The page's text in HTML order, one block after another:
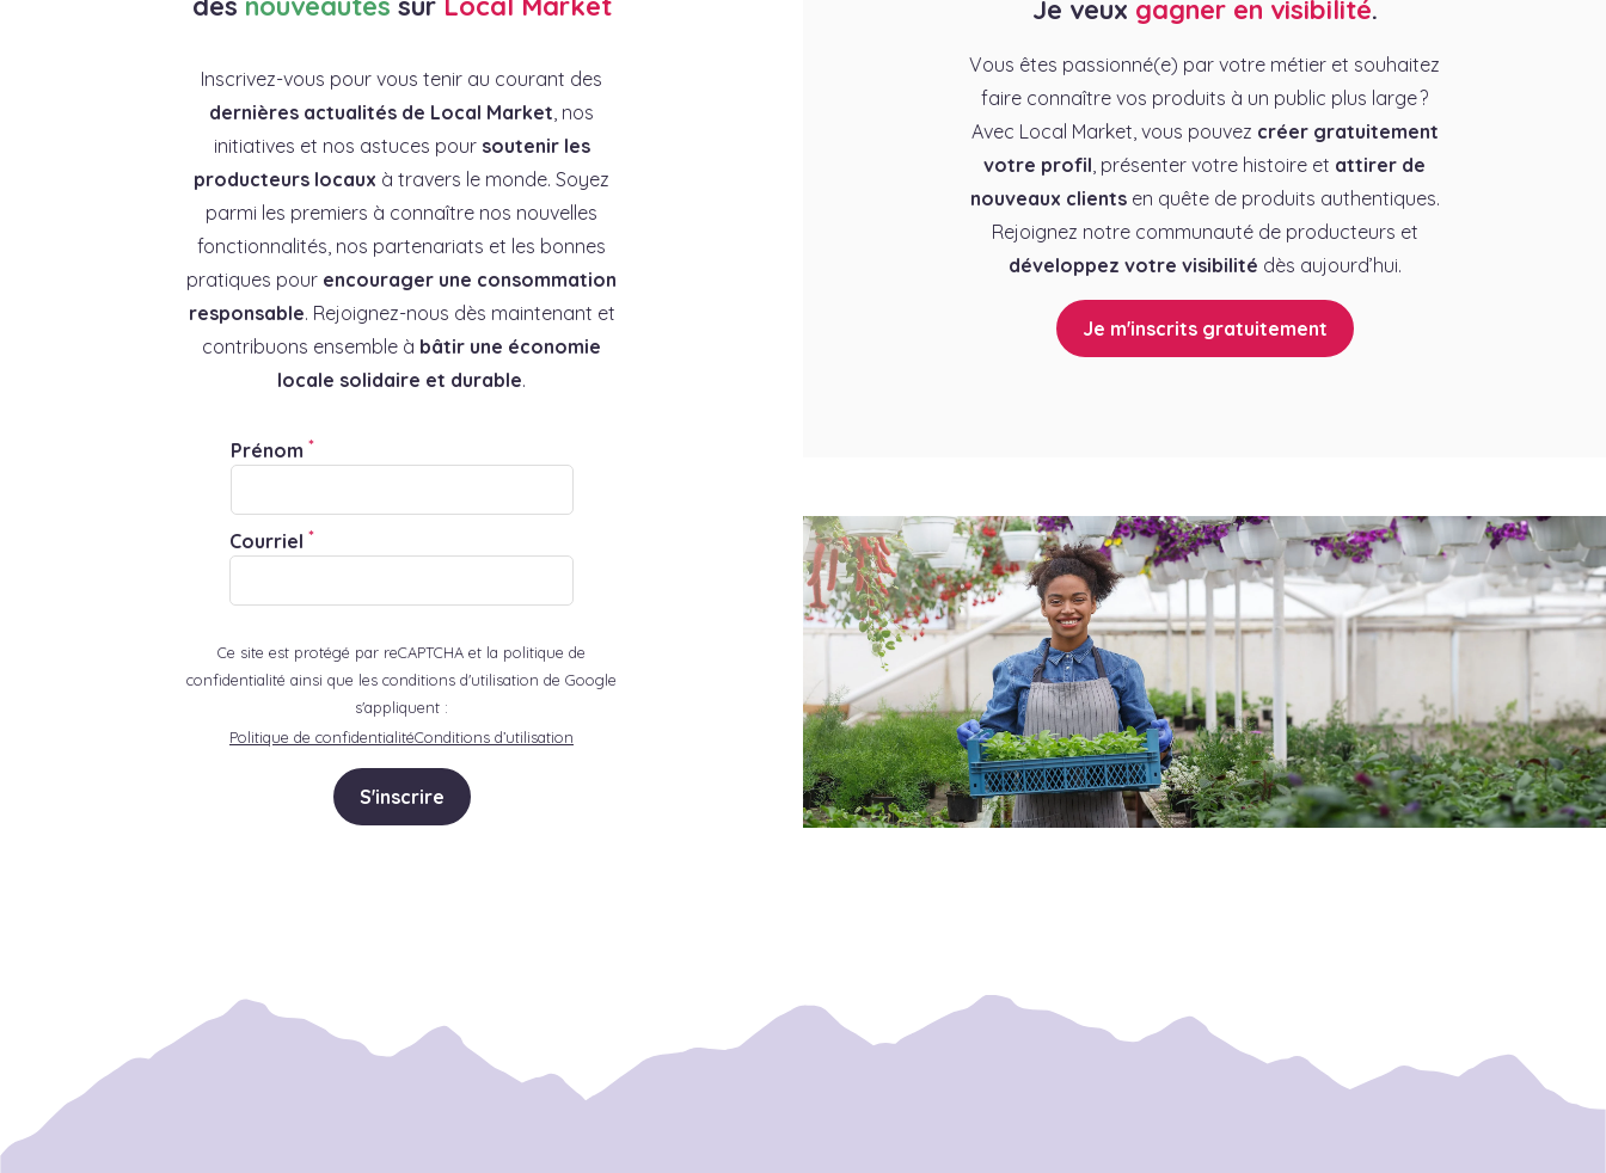
Inscrivez-vous pour vous tenir au courant des
dernières actualités de Local Market, nos
initiatives et nos astuces pour soutenir les
producteurs locaux à travers le monde. Soyez
parmi les premiers à connaître nos nouvelles
fonctionnalités, nos partenariats et les bonnes
pratiques pour encourager une consommation
responsable. Rejoignez-nous dès maintenant et
contribuons ensemble à bâtir une économie
locale solidaire et durable.
Prénom *
Courriel *
Ce site est protégé par reCAPTCHA et la politique de
confidentialité ainsi que les conditions d'utilisation de Google
s'appliquent :
Politique de confidentialitéConditions d’utilisation
S'inscrire
Je veux gagner en visibilité.
Vous êtes passionné(e) par votre métier et souhaitez
faire connaître vos produits à un public plus large ?
Avec Local Market, vous pouvez créer gratuitement
votre profil , présenter votre histoire et attirer de
nouveaux clientsen quête de produits authentiques.
Rejoignez notre communauté de producteurs et
développez votre visibilité dès aujourd’hui.
Je m'inscrits gratuitement